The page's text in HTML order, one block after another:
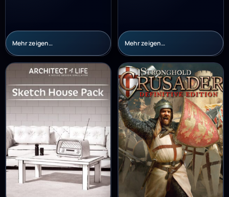
Mehr zeigen… Mehr zeigen…